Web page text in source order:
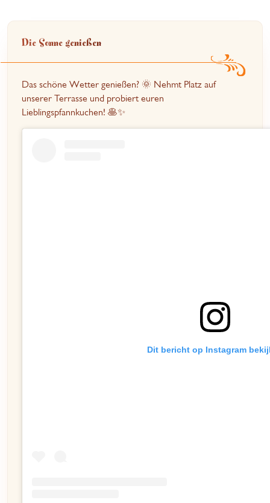
Die Sonne genießen
Das schöne Wetter genießen? 🌞 Nehmt Platz auf
unserer Terrasse und probiert euren
Lieblingspfannkuchen! 🥞✨
Dit bericht op Instagram